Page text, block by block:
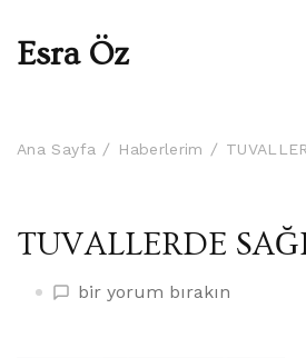
Esra Öz
Ana Sayfa Haberlerim
TUVALLERDE
TUVALLERDE
bir yorum bırakın